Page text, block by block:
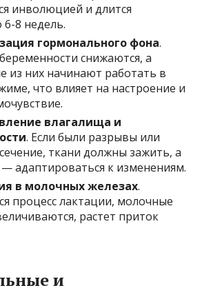
инволюцией и длится
8 недель.
гормонального фона.
снижаются, а
из них начинают работать в
что влияет на настроение и
влагалища и
. Если были разрывы или
ткани должны зажить, а
адаптироваться к изменениям.
в молочных железах.
процесс лактации, молочные
растет приток
и